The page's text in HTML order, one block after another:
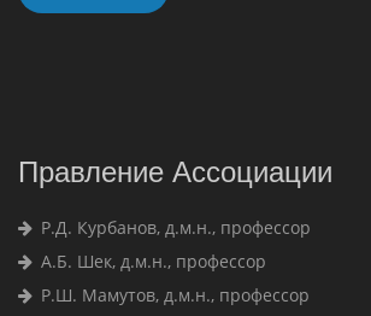
Правление Ассоциации
Р.Д. Курбанов, д.м.н., профессор
А.Б. Шек, д.м.н., профессор
Р.Ш. Мамутов, д.м.н., профессор